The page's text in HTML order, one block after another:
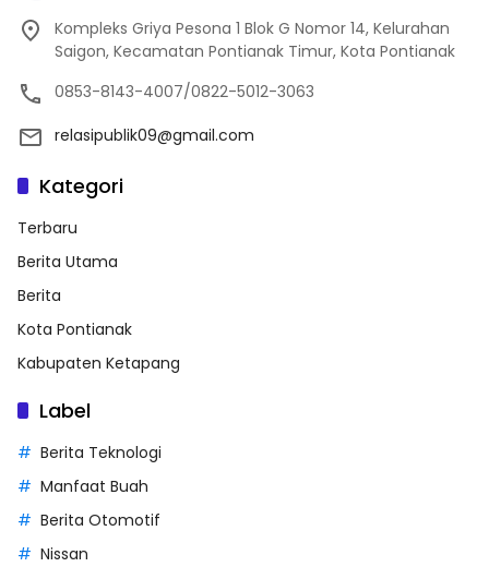
Kompleks Griya Pesona 1 Blok G Nomor 14, Kelurahan
Saigon, Kecamatan Pontianak Timur, Kota Pontianak
0853-8143-4007/0822-5012-3063
relasipublik09@gmail.com
Kategori
Terbaru
Berita Utama
Berita
Kota Pontianak
Kabupaten Ketapang
Label
Berita Teknologi
Manfaat Buah
Berita Otomotif
Nissan